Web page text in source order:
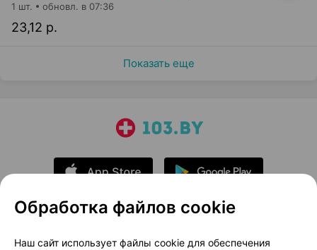
23,12 р.
1 шт. обновл. в 07:36
Показать еще
О проекте
Новости проекта
Обработка файлов cookie
Наш сайт использует файлы cookie для обеспечения